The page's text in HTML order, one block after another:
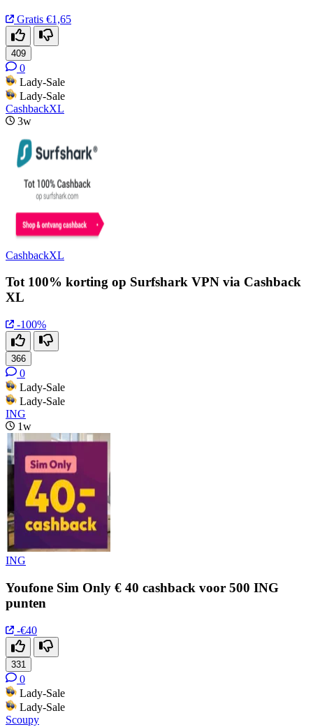
Gratis €1,65
409
0
Lady-Sale
Lady-Sale
CashbackXL
3w
CashbackXL
Tot 100% korting op Surfshark VPN via Cashback
XL
-100%
366
0
Lady-Sale
Lady-Sale
ING
1w
ING
Youfone Sim Only € 40 cashback voor 500 ING
punten
-€40
331
0
Lady-Sale
Lady-Sale
Scoupy